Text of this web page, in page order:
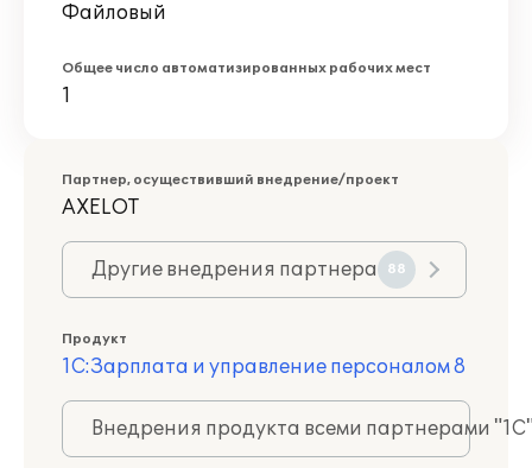
Файловый
Общее число автоматизированных рабочих мест
1
Партнер, осуществивший внедрение/проект
AXELOT
Другие внедрения партнера 88
Продукт
1С:Зарплата и управление персоналом 8
Внедрения продукта всеми партнерами